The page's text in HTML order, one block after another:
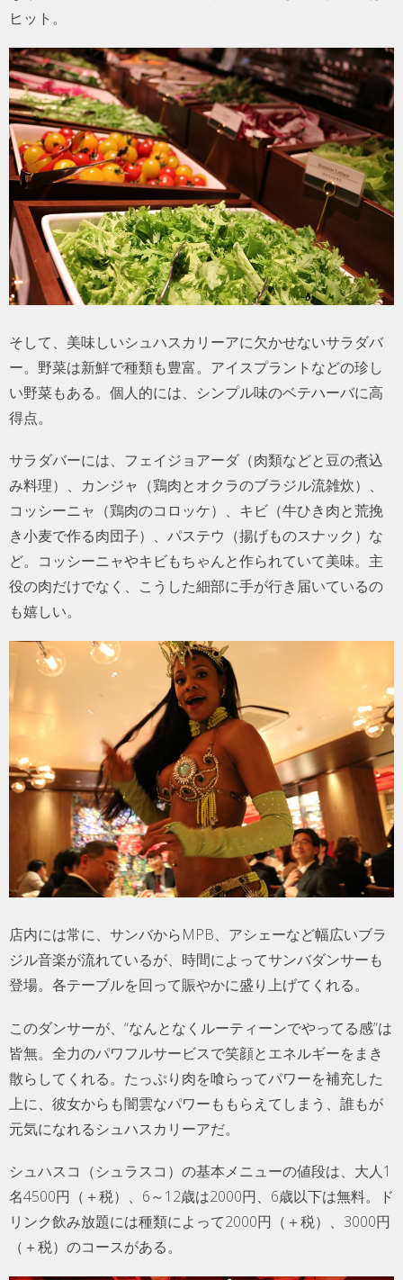
ヒット。
そして、美味しいシュハスカリーアに欠かせないサラダバ
ー。野菜は新鮮で種類も豊富。アイスプラントなどの珍し
い野菜もある。個人的には、シンプル味のベテハーバに高
得点。
サラダバーには、フェイジョアーダ（肉類などと豆の煮込
み料理）、カンジャ（鶏肉とオクラのブラジル流雑炊）、
コッシーニャ（鶏肉のコロッケ）、キビ（牛ひき肉と荒挽
き小麦で作る肉団子）、パステウ（揚げものスナック）な
ど。コッシーニャやキビもちゃんと作られていて美味。主
役の肉だけでなく、こうした細部に手が行き届いているの
も嬉しい。
店内には常に、サンバからMPB、アシェーなど幅広いブラ
ジル音楽が流れているが、時間によってサンバダンサーも
登場。各テーブルを回って賑やかに盛り上げてくれる。
このダンサーが、“なんとなくルーティーンでやってる感”は
皆無。全力のパワフルサービスで笑顔とエネルギーをまき
散らしてくれる。たっぷり肉を喰らってパワーを補充した
上に、彼女からも闇雲なパワーももらえてしまう、誰もが
元気になれるシュハスカリーアだ。
シュハスコ（シュラスコ）の基本メニューの値段は、大人1
名4500円（＋税）、6～12歳は2000円、6歳以下は無料。ド
リンク飲み放題には種類によって2000円（＋税）、3000円
（＋税）のコースがある。